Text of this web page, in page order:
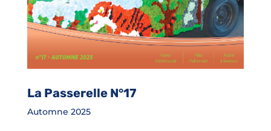
La Passerelle N°17
Automne 2025